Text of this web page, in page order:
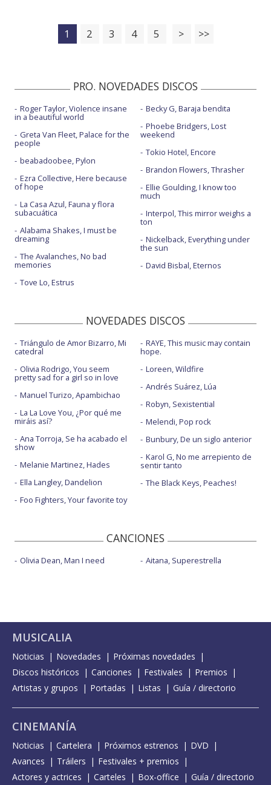
1 2 3 4 5 > >>
PRO. NOVEDADES DISCOS
Roger Taylor, Violence insane
in a beautiful world
Greta Van Fleet, Palace for the
people
beabadoobee, Pylon
Ezra Collective, Here because
of hope
La Casa Azul, Fauna y flora
subacuática
Alabama Shakes, I must be
dreaming
The Avalanches, No bad
memories
Tove Lo, Estrus
Becky G, Baraja bendita
Phoebe Bridgers, Lost
weekend
Tokio Hotel, Encore
Brandon Flowers, Thrasher
Ellie Goulding, I know too
much
Interpol, This mirror weighs a
ton
Nickelback, Everything under
the sun
David Bisbal, Eternos
NOVEDADES DISCOS
Triángulo de Amor Bizarro, Mi
catedral
Olivia Rodrigo, You seem
pretty sad for a girl so in love
Manuel Turizo, Apambichao
La La Love You, ¿Por qué me
miráis así?
Ana Torroja, Se ha acabado el
show
Melanie Martinez, Hades
Ella Langley, Dandelion
Foo Fighters, Your favorite toy
RAYE, This music may contain
hope.
Loreen, Wildfire
Andrés Suárez, Lúa
Robyn, Sexistential
Melendi, Pop rock
Bunbury, De un siglo anterior
Karol G, No me arrepiento de
sentir tanto
The Black Keys, Peaches!
CANCIONES
Olivia Dean, Man I need Aitana, Superestrella
MUSICALIA
Noticias Novedades
Próximas novedades
Discos históricos
Canciones Festivales
Premios
Artistas y grupos
Portadas Listas Guía / directorio
CINEMANÍA
Noticias Cartelera Próximos estrenos
DVD
Avances
Tráilers
Festivales + premios
Actores y actrices
Carteles Box-office Guía / directorio